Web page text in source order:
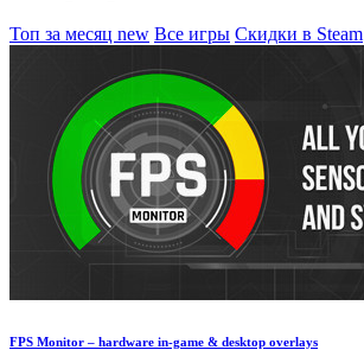
Топ за месяц new Все игры Скидки в Steam
FPS Monitor – hardware in-game & desktop overlays